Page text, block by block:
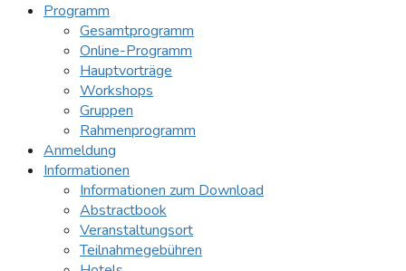
Programm
Gesamtprogramm
Online-Programm
Hauptvorträge
Workshops
Gruppen
Rahmenprogramm
Anmeldung
Informationen
Informationen zum Download
Abstractbook
Veranstaltungsort
Teilnahmegebühren